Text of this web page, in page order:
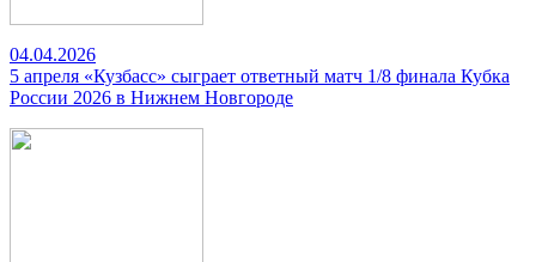
04.04.2026
5 апреля «Кузбасс» сыграет ответный матч 1/8 финала Кубка
России 2026 в Нижнем Новгороде